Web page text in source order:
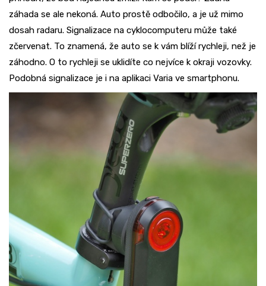
záhada se ale nekoná. Auto prostě odbočilo, a je už mimo
dosah radaru. Signalizace na cyklocomputeru může také
zčervenat. To znamená, že auto se k vám blíží rychleji, než je
záhodno. O to rychleji se uklidíte co nejvíce k okraji vozovky.
Podobná signalizace je i na aplikaci Varia ve smartphonu.